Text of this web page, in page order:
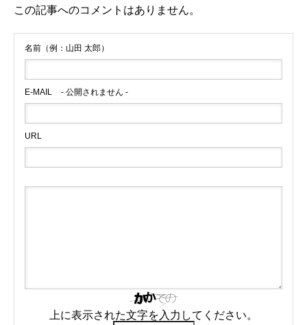
この記事へのコメントはありません。
名前（例：山田 太郎）
E-MAIL - 公開されません -
URL
上に表示された文字を入力してください。